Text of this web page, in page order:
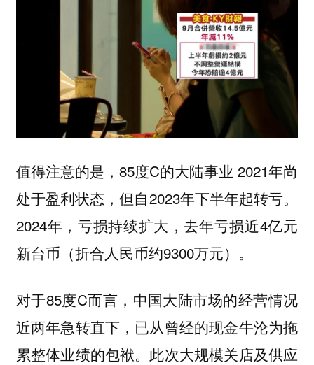
值得注意的是，85度C的大陆事业 2021年尚
处于盈利状态，但自2023年下半年起转亏。
2024年，亏损持续扩大，去年亏损近4亿元
新台币（折合人民币约9300万元）。
对于85度C而言，中国大陆市场的经营情况
近两年急转直下，已从曾经的现金牛沦为拖
累整体业绩的包袱。此次大规模关店及供应